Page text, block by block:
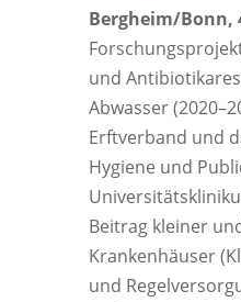
Bergheim/Bonn,
und
Abwasser
Erftverband und
Hygiene und
Beitrag kleiner
Krankenhäuser
und